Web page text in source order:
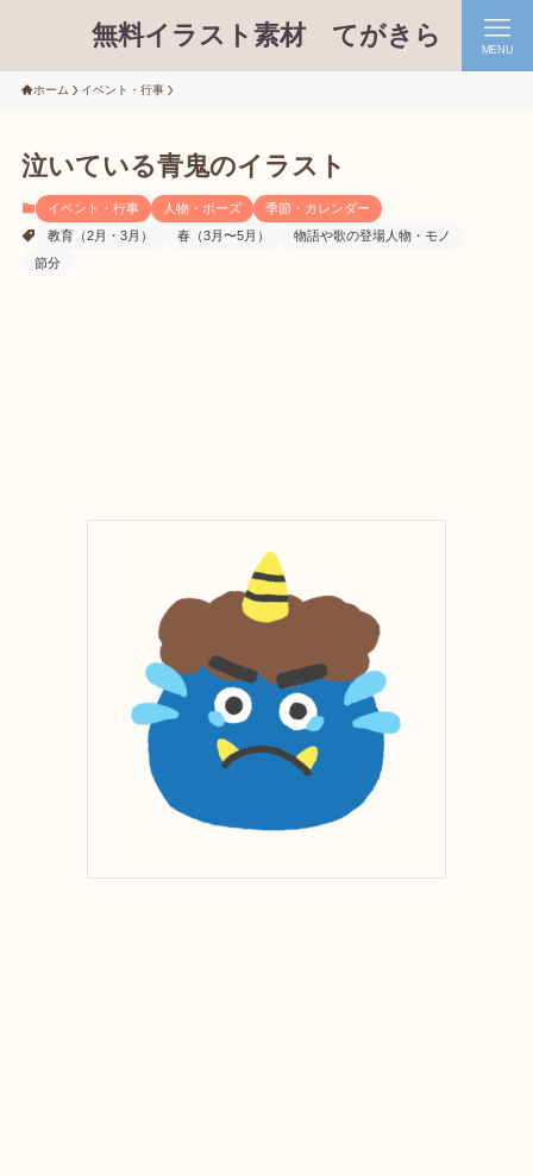
無料イラスト素材 てがきら MENU
ホーム イベント・行事
泣いている青鬼のイラスト
イベント・行事 人物・ポーズ
季節・カレンダー
教育（2月・3月）
春（3月〜5月）
物語や歌の登場人物・モノ
節分